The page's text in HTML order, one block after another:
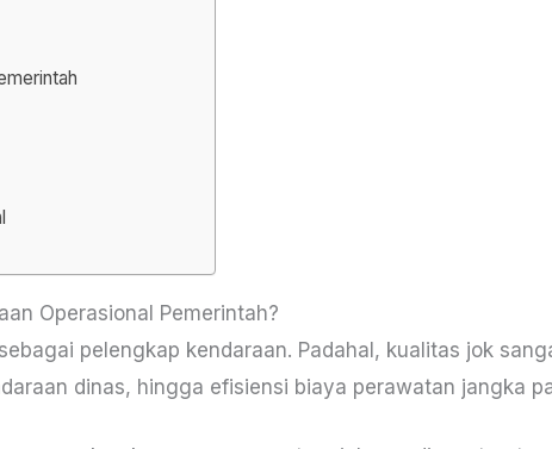
Operasional Pemerintah?
pelengkap kendaraan. Padahal, kualitas jok
dinas, hingga efisiensi biaya perawatan jangka